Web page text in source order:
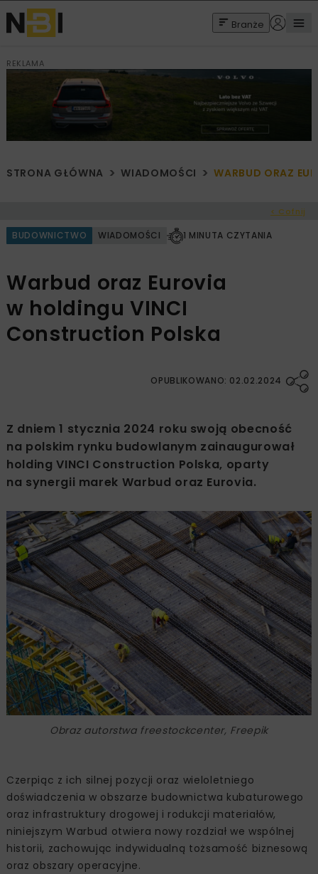
Branże
REKLAMA
STRONA GŁÓWNA WIADOMOŚCI WARBUD ORAZ
< Cofnij
BUDOWNICTWO WIADOMOŚCI 1 MINUTA CZYTANIA
Warbud oraz Eurovia
w holdingu VINCI
Construction Polska
OPUBLIKOWANO: 02.02.2024
Z dniem 1 stycznia 2024 roku swoją obecność
na polskim rynku budowlanym zainaugurował
holding VINCI Construction Polska, oparty
na synergii marek Warbud oraz Eurovia.
Obraz autorstwa freestockcenter, Freepik
Czerpiąc z ich silnej pozycji oraz wieloletniego
doświadczenia w obszarze budownictwa kubaturowego
oraz infrastruktury drogowej i rodukcji materiałów,
niniejszym Warbud otwiera nowy rozdział we wspólnej
historii, zachowując indywidualną tożsamość biznesową
oraz obszary operacyjne.